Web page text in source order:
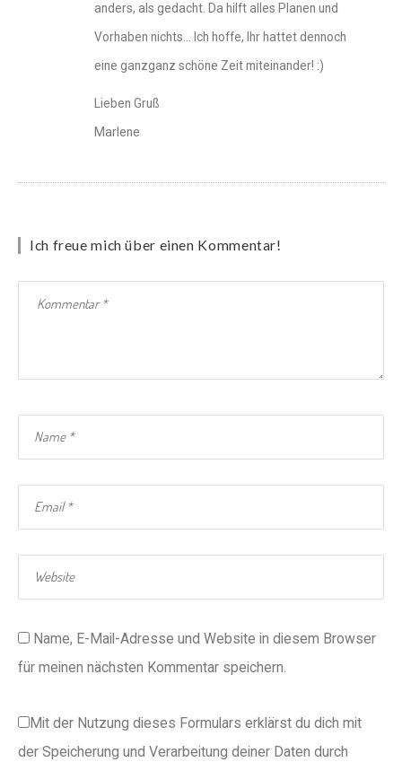
anders, als gedacht. Da hilft alles Planen und
Vorhaben nichts… Ich hoffe, Ihr hattet dennoch
eine ganzganz schöne Zeit miteinander! :)
Lieben Gruß
Marlene
Ich freue mich über einen Kommentar!
Name, E-Mail-Adresse und Website in diesem Browser
für meinen nächsten Kommentar speichern.
Mit der Nutzung dieses Formulars erklärst du dich mit
der Speicherung und Verarbeitung deiner Daten durch